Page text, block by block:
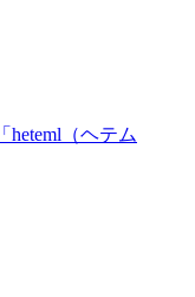
（ヘテム